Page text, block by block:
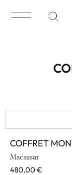
VOIR EN
COFFRET
Macassar
480,00€